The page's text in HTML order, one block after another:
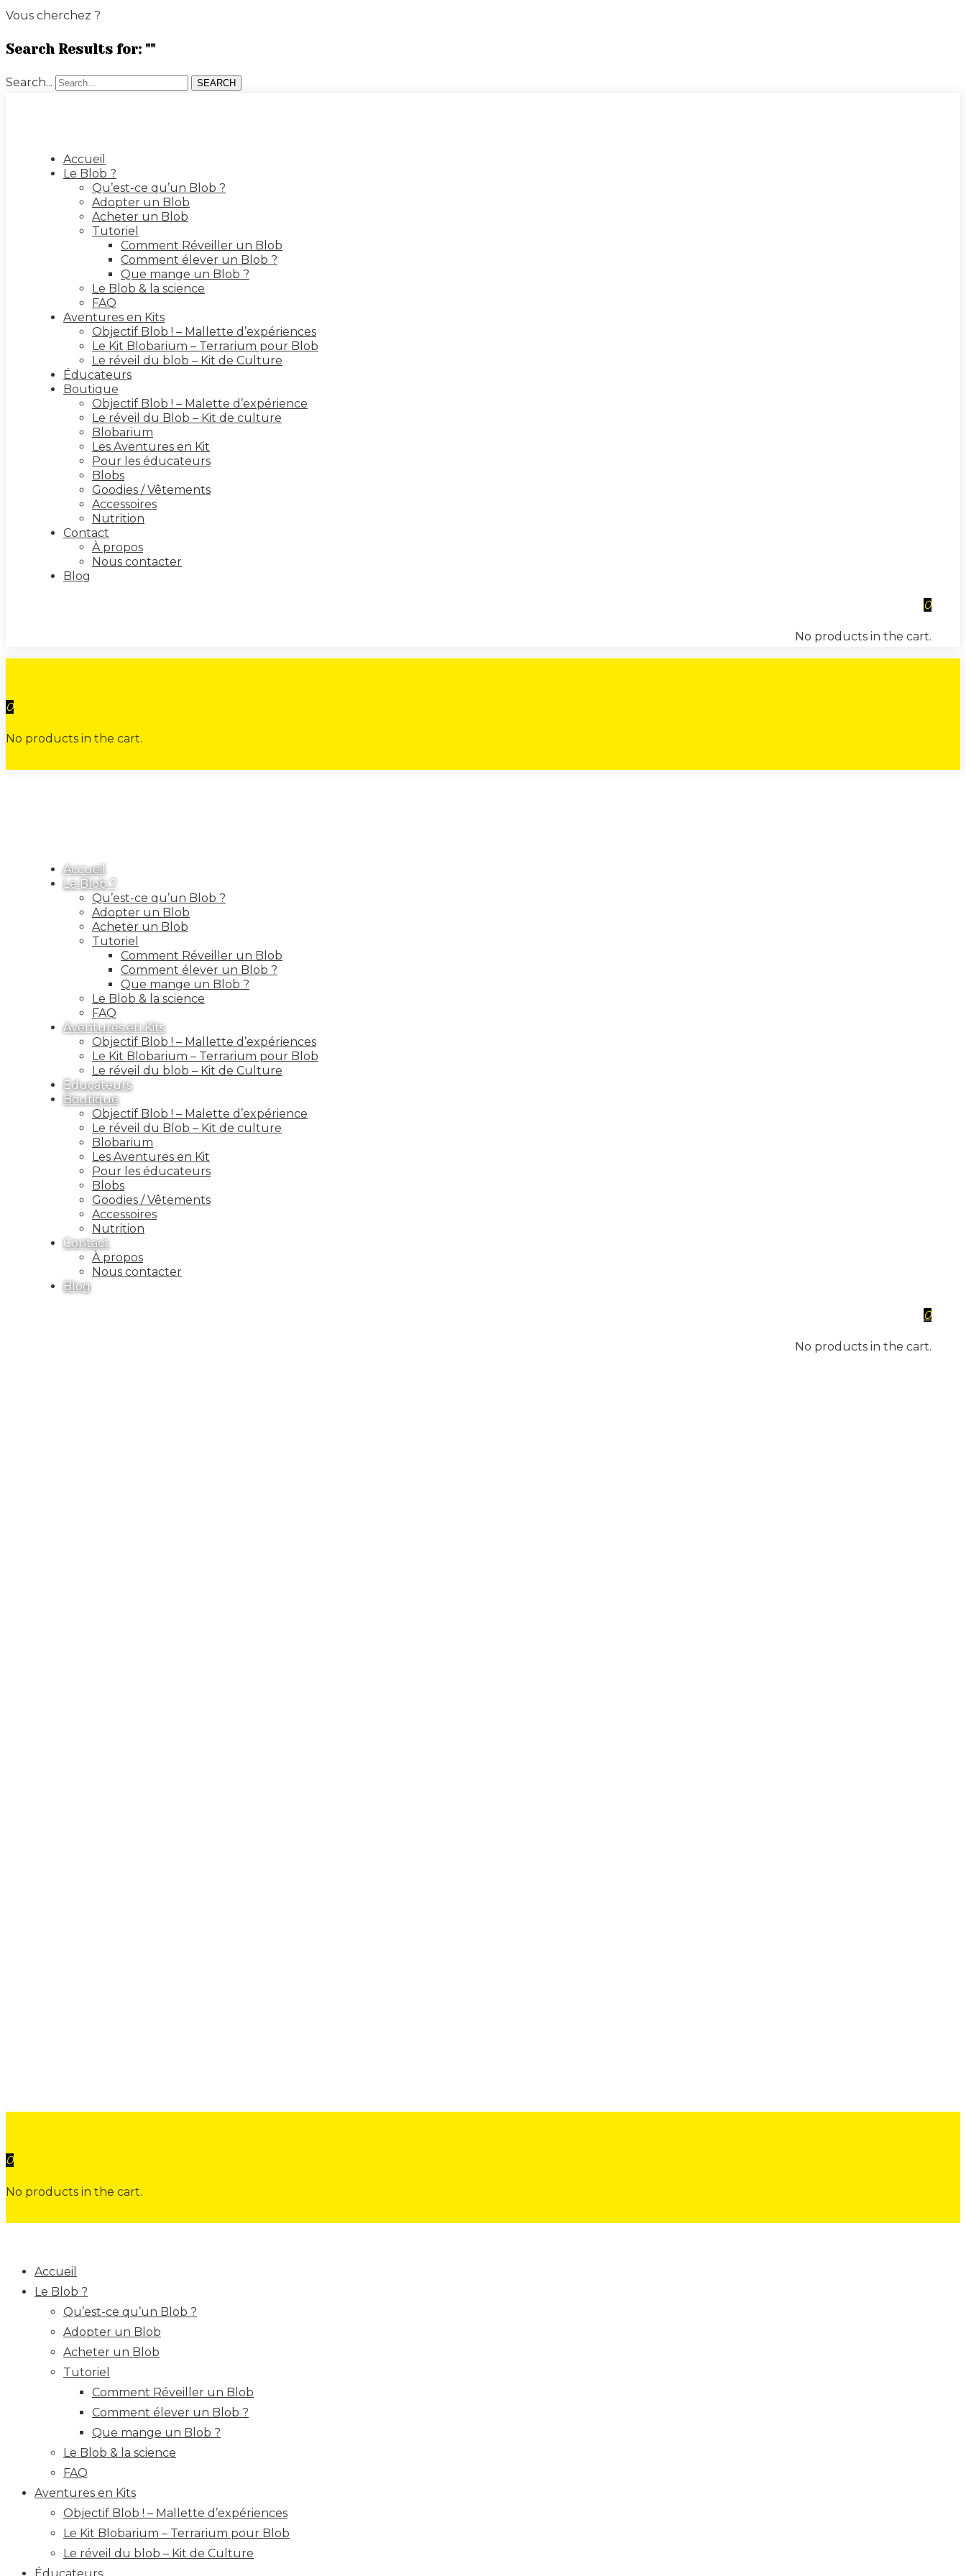
Vous cherchez ?
Search Results for: ""
Search... SEARCH
Accueil
Le Blob ?
Qu’est-ce qu’un Blob ?
Adopter un Blob
Acheter un Blob
Tutoriel
Comment Réveiller un Blob
Comment élever un Blob ?
Que mange un Blob ?
Le Blob & la science
FAQ
Aventures en Kits
Objectif Blob ! – Mallette d’expériences
Le Kit Blobarium – Terrarium pour Blob
Le réveil du blob – Kit de Culture
Éducateurs
Boutique
Objectif Blob ! – Malette d’expérience
Le réveil du Blob – Kit de culture
Blobarium
Les Aventures en Kit
Pour les éducateurs
Blobs
Goodies / Vêtements
Accessoires
Nutrition
Contact
À propos
Nous contacter
Blog
0
No products in the cart.
0
No products in the cart.
Accueil
Le Blob ?
Qu’est-ce qu’un Blob ?
Adopter un Blob
Acheter un Blob
Tutoriel
Comment Réveiller un Blob
Comment élever un Blob ?
Que mange un Blob ?
Le Blob & la science
FAQ
Aventures en Kits
Objectif Blob ! – Mallette d’expériences
Le Kit Blobarium – Terrarium pour Blob
Le réveil du blob – Kit de Culture
Éducateurs
Boutique
Objectif Blob ! – Malette d’expérience
Le réveil du Blob – Kit de culture
Blobarium
Les Aventures en Kit
Pour les éducateurs
Blobs
Goodies / Vêtements
Accessoires
Nutrition
Contact
À propos
Nous contacter
Blog
0
No products in the cart.
0
No products in the cart.
Accueil
Le Blob ?
Qu’est-ce qu’un Blob ?
Adopter un Blob
Acheter un Blob
Tutoriel
Comment Réveiller un Blob
Comment élever un Blob ?
Que mange un Blob ?
Le Blob & la science
FAQ
Aventures en Kits
Objectif Blob ! – Mallette d’expériences
Le Kit Blobarium – Terrarium pour Blob
Le réveil du blob – Kit de Culture
Éducateurs